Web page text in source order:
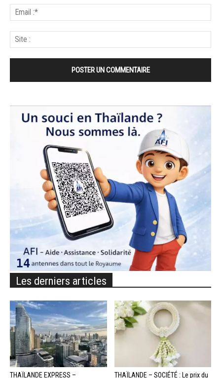
Les derniers articles
THAÏLANDE EXPRESS –
THAÏLANDE – SOCIÉTÉ : Le prix du